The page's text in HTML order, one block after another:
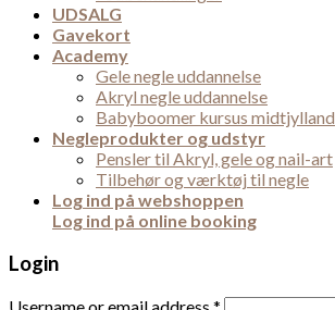
UDSALG
Gavekort
Academy
Gele negle uddannelse
Akryl negle uddannelse
Babyboomer kursus midtjylland
Negleprodukter og udstyr
Pensler til Akryl, gele og nail-art
Tilbehør og værktøj til negle
Log ind på webshoppen
Log ind på online booking
Login
Username or email address *